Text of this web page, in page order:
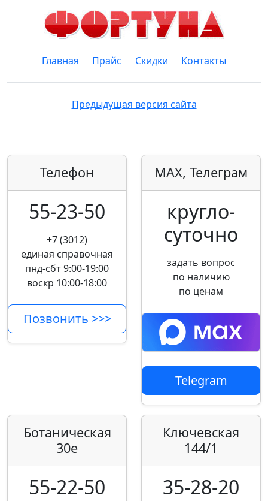
Главная Прайс Скидки Контакты
Предыдущая версия сайта
Телефон
55-23-50
+7 (3012)
единая справочная
пнд-сбт 9:00-19:00
воскр 10:00-18:00
Позвонить >>>
MAX, Телеграм
кругло­
суточно
задать вопрос
по наличию
по ценам
Telegram
Ботаническая
30е
55-22-50
Ключевская
144/1
35-28-20